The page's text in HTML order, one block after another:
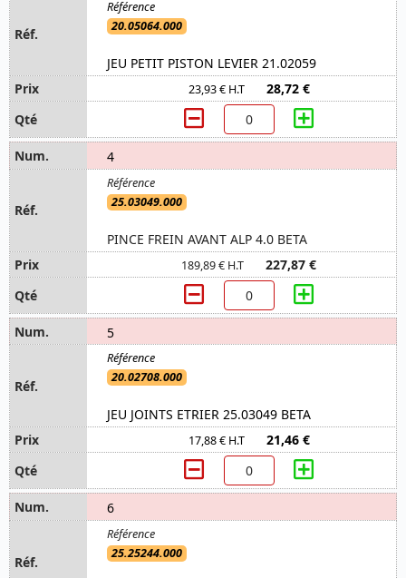
20.05064.000
JEU PETIT PISTON LEVIER 21.02059
23,93 € H.T 28,72 €
4
25.03049.000
PINCE FREIN AVANT ALP 4.0 BETA
189,89 € H.T 227,87 €
5
20.02708.000
JEU JOINTS ETRIER 25.03049 BETA
17,88 € H.T 21,46 €
6
25.25244.000